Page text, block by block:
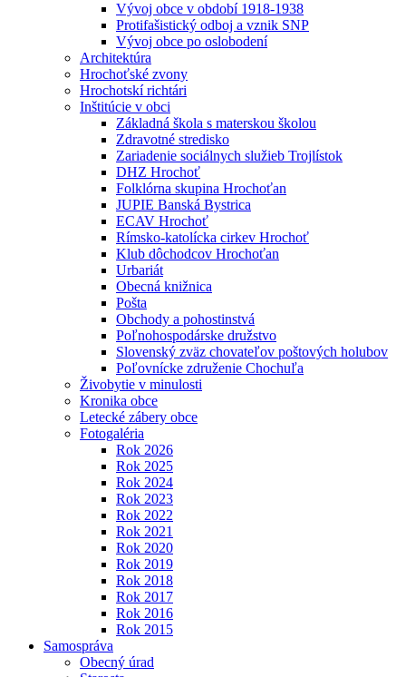
Vývoj obce v období 1918-1938
Protifašistický odboj a vznik SNP
Vývoj obce po oslobodení
Architektúra
Hrochoťské zvony
Hrochotskí richtári
Inštitúcie v obci
Základná škola s materskou školou
Zdravotné stredisko
Zariadenie sociálnych služieb Trojlístok
DHZ Hrochoť
Folklórna skupina Hrochoťan
JUPIE Banská Bystrica
ECAV Hrochoť
Rímsko-katolícka cirkev Hrochoť
Klub dôchodcov Hrochoťan
Urbariát
Obecná knižnica
Pošta
Obchody a pohostinstvá
Poľnohospodárske družstvo
Slovenský zväz chovateľov poštových holubov
Poľovnícke združenie Chochuľa
Živobytie v minulosti
Kronika obce
Letecké zábery obce
Fotogaléria
Rok 2026
Rok 2025
Rok 2024
Rok 2023
Rok 2022
Rok 2021
Rok 2020
Rok 2019
Rok 2018
Rok 2017
Rok 2016
Rok 2015
Samospráva
Obecný úrad